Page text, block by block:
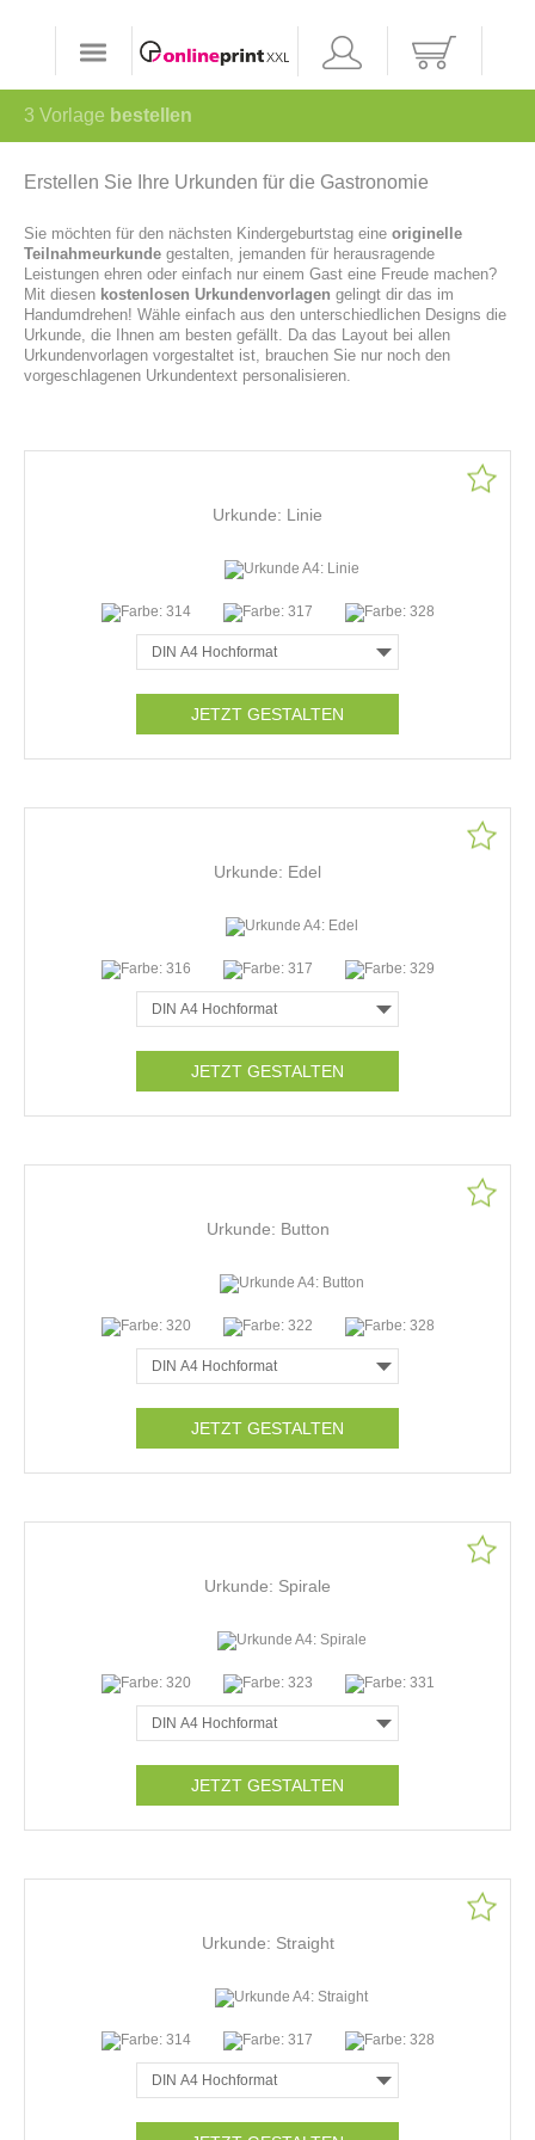
3 Vorlage bestellen
Erstellen Sie Ihre Urkunden für die Gastronomie
Sie möchten für den nächsten Kindergeburtstag eine originelle
Teilnahmeurkunde gestalten, jemanden für herausragende
Leistungen ehren oder einfach nur einem Gast eine Freude machen?
Mit diesen kostenlosen Urkundenvorlagen gelingt dir das im
Handumdrehen! Wähle einfach aus den unterschiedlichen Designs die
Urkunde, die Ihnen am besten gefällt. Da das Layout bei allen
Urkundenvorlagen vorgestaltet ist, brauchen Sie nur noch den
vorgeschlagenen Urkundentext personalisieren.
Urkunde: Linie
JETZT GESTALTEN
Urkunde: Edel
JETZT GESTALTEN
Urkunde: Button
JETZT GESTALTEN
Urkunde: Spirale
JETZT GESTALTEN
Urkunde: Straight